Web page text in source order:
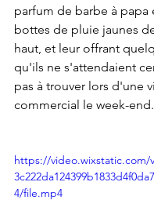
parfum de barbe à papa
bottes de pluie jaunes
haut, et leur offrant
qu'ils ne s'attendaient
pas à trouver lors d'une
commercial le week-end.
https://video.wixstatic.com/
4/file.mp4